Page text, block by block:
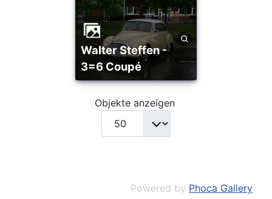
Walter Steffen -
3=6 Coupé
Objekte anzeigen
Powered by Phoca Gallery